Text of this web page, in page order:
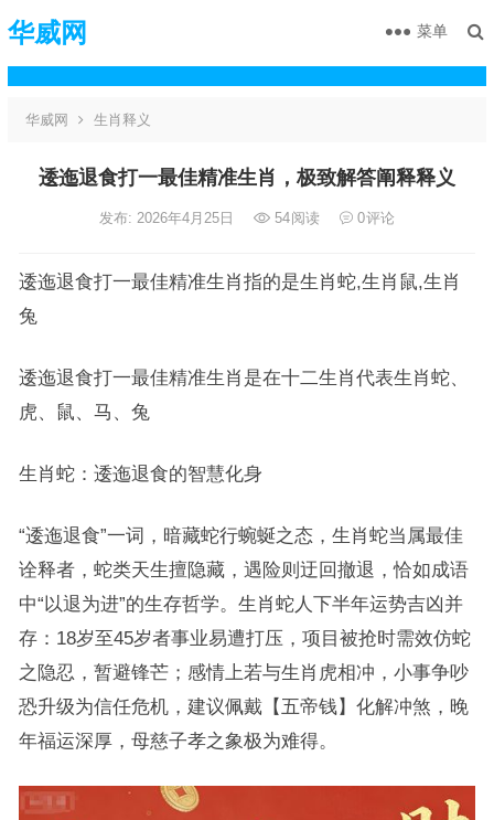
华威网 菜单
华威网 生肖释义
逶迤退食打一最佳精准生肖，极致解答阐释释义
发布: 2026年4月25日 54阅读 0评论
逶迤退食打一最佳精准生肖指的是生肖蛇,生肖鼠,生肖
兔
逶迤退食打一最佳精准生肖是在十二生肖代表生肖蛇、
虎、鼠、马、兔
生肖蛇：逶迤退食的智慧化身
“逶迤退食”一词，暗藏蛇行蜿蜒之态，生肖蛇当属最佳
诠释者，蛇类天生擅隐藏，遇险则迂回撤退，恰如成语
中“以退为进”的生存哲学。生肖蛇人下半年运势吉凶并
存：18岁至45岁者事业易遭打压，项目被抢时需效仿蛇
之隐忍，暂避锋芒；感情上若与生肖虎相冲，小事争吵
恐升级为信任危机，建议佩戴【五帝钱】化解冲煞，晚
年福运深厚，母慈子孝之象极为难得。